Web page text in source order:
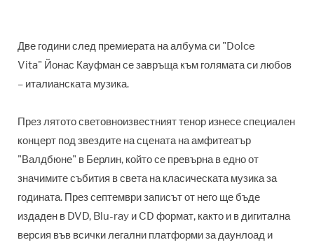
Две години след премиерата на албума си "Dolce
Vita" Йонас Кауфман се завръща към голямата си любов
– италианската музика.
През лятото световноизвестният тенор изнесе специален
концерт под звездите на сцената на амфитеатър
"Валдбюне" в Берлин, който се превърна в едно от
значимите събития в света на класическата музика за
годината. През септември записът от него ще бъде
издаден в DVD, Blu-ray и CD формат, както и в дигитална
версия във всички легални платформи за даунлоад и